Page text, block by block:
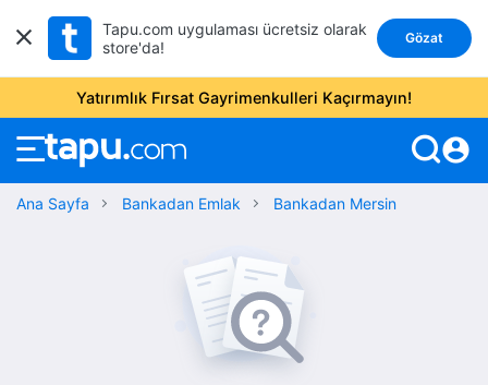
Tapu.com uygulaması ücretsiz olarak
store'da!
Gözat
Yatırımlık Fırsat Gayrimenkulleri Kaçırmayın!
account_circle
Ana Sayfa Bankadan Emlak Bankadan Mersin